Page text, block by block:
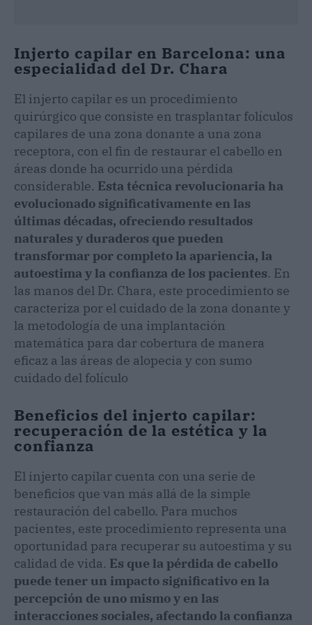
Injerto capilar en Barcelona: una
especialidad del Dr. Chara
El injerto capilar es un procedimiento
quirúrgico que consiste en trasplantar folículos
capilares de una zona donante a una zona
receptora, con el fin de restaurar el cabello en
áreas donde ha ocurrido una pérdida
considerable. Esta técnica revolucionaria ha
evolucionado significativamente en las
últimas décadas, ofreciendo resultados
naturales y duraderos que pueden
transformar por completo la apariencia, la
autoestima y la confianza de los pacientes. En
las manos del Dr. Chara, este procedimiento se
caracteriza por el cuidado de la zona donante y
la metodología de una implantación
matemática para dar cobertura de manera
eficaz a las áreas de alopecia y con sumo
cuidado del folículo
Beneficios del injerto capilar:
recuperación de la estética y la
confianza
El injerto capilar cuenta con una serie de
beneficios que van más allá de la simple
restauración del cabello. Para muchos
pacientes, este procedimiento representa una
oportunidad para recuperar su autoestima y su
calidad de vida. Es que la pérdida de cabello
puede tener un impacto significativo en la
percepción de uno mismo y en las
interacciones sociales, afectando la confianza